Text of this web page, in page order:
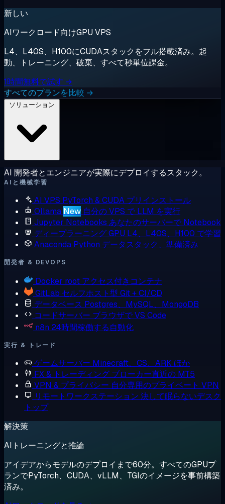
新しい
AIワークロード向けGPU VPS
L4、L40S、H100にCUDAスタックをフル搭載済み。起
動、トレーニング、破棄、すべて秒単位課金。
1時間無料で試す →
すべてのプランを比較 →
AI 開発者とエンジニアが実際にデプロイするスタック。
AIと機械学習
AI VPS PyTorch & CUDA プリインストール
Ollama New 自分の VPS で LLM を実行
Jupyter Notebooks あなたのサーバーで Notebook
ディープラーニング GPU L4、L40S、H100 で学習
Anaconda Python データスタック、準備済み
開発者 & DEVOPS
Docker root アクセス付きコンテナ
GitLab セルフホスト型 Git + CI/CD
データベース Postgres、MySQL、MongoDB
コードサーバー ブラウザで VS Code
n8n 24時間稼働する自動化
実行 & トレード
ゲームサーバー Minecraft、CS、ARK ほか
FX & トレーディング ブローカー直近の MT5
VPN & プライバシー 自分専用のプライベート VPN
リモートワークステーション 決して眠らないデスク
トップ
解決策
AIトレーニングと推論
アイデアからモデルのデプロイまで60分。すべてのGPUプ
ランでPyTorch、CUDA、vLLM、TGIのイメージを事前構築
済み。